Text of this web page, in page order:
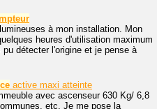
à mon installation. Mon
heures d'utilisation maximum
détecter l'origine et je pense à
active maxi atteinte
avec ascenseur 630 Kg/ 6,8
etc. Je me pose la